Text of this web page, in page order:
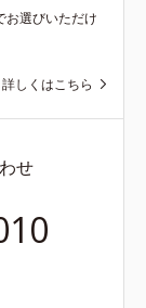
お選びいただけ
詳しくはこちら
せ